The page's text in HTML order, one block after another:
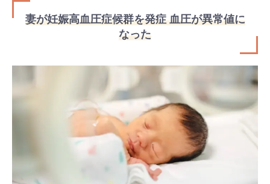
妻が妊娠高血圧症候群を発症 血圧が異常値に
なった